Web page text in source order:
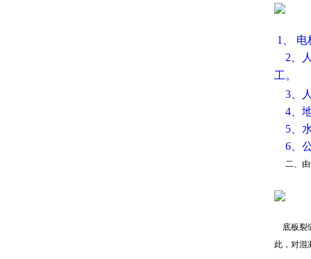
1、
2、
工。
3、
4、
5、
6、
二、
底板裂
此，对混